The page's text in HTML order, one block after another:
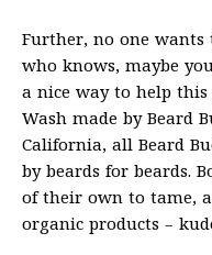
Further, no one
who knows, maybe
a nice way to help
Wash made by Beard
California, all Beard
by beards for beards.
of their own to tame,
organic products –